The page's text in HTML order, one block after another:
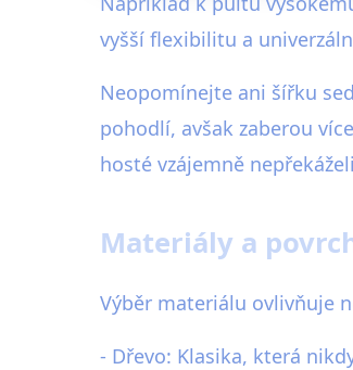
vyšší flexibilitu a
Neopomínejte ani šířku
pohodlí, avšak zaberou
hosté vzájemně
Materiály a
Výběr materiálu ovlivňuje
- Dřevo: Klasika, která